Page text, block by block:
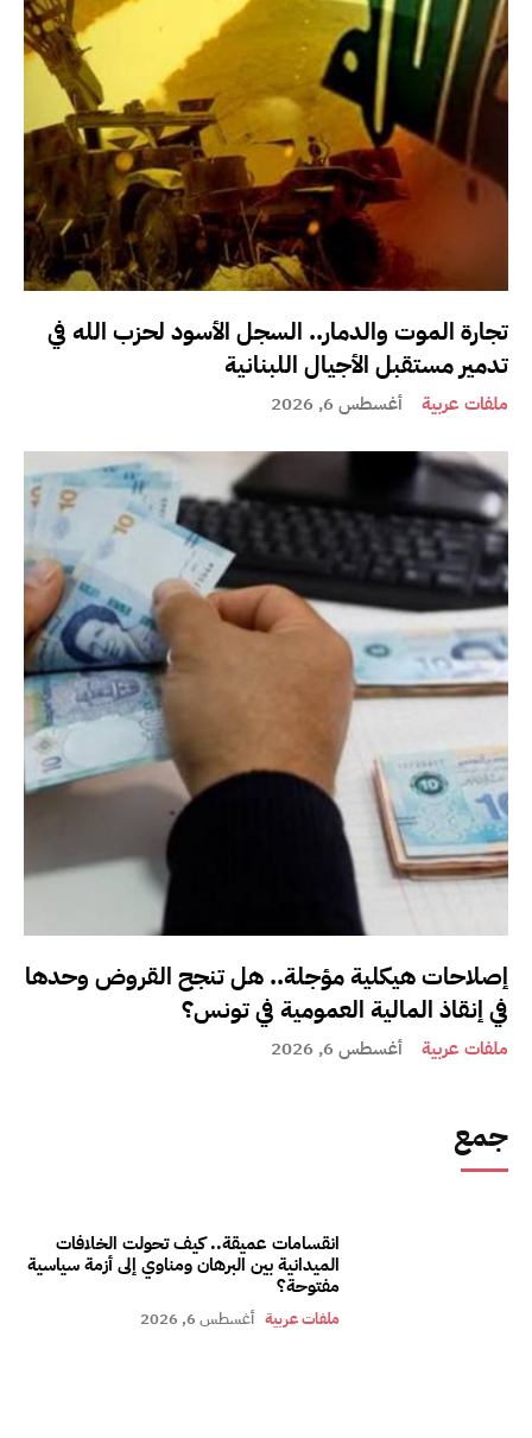
تجارة الموت والدمار.. السجل الأسود لحزب الله في
تدمير مستقبل الأجيال اللبنانية
ملفات عربية أغسطس 6, 2026
إصلاحات هيكلية مؤجلة.. هل تنجح القروض وحدها
في إنقاذ المالية العمومية في تونس؟
ملفات عربية أغسطس 6, 2026
جمع
انقسامات عميقة.. كيف تحولت الخلافات
الميدانية بين البرهان ومناوي إلى أزمة سياسية
مفتوحة؟
ملفات عربية أغسطس 6, 2026